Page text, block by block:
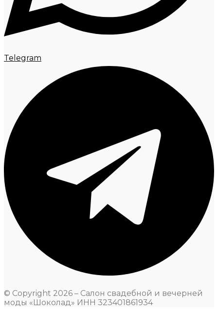
Telegram
© Copyright 2026 – Салон свадебной и вечерней
моды «Шоколад» ИНН 323401861934